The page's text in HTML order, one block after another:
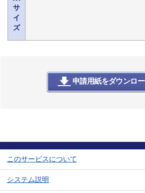
サ
イ
ズ
申請用紙をダウンロ
このサービスについて
システム説明